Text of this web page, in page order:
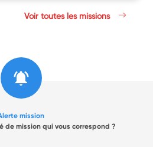
Voir toutes les missions
mission
de mission qui vous correspond ?